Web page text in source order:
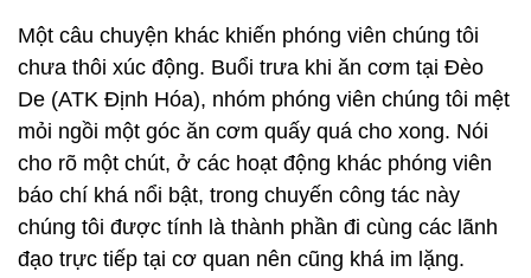
Một câu chuyện khác khiến phóng viên chúng tôi
chưa thôi xúc động. Buổi trưa khi ăn cơm tại Đèo
De (ATK Định Hóa), nhóm phóng viên chúng tôi mệt
mỏi ngồi một góc ăn cơm quấy quá cho xong. Nói
cho rõ một chút, ở các hoạt động khác phóng viên
báo chí khá nổi bật, trong chuyến công tác này
chúng tôi được tính là thành phần đi cùng các lãnh
đạo trực tiếp tại cơ quan nên cũng khá im lặng.